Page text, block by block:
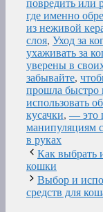
повредить или
где именно
из неживой
слоя, Уход за
ухаживать за
уверены в
забывайте,
прошла быстро
использовать
кусачки, — это
манипуляциям
в руках
Как выбрать
кошки
Выбор и
средств для